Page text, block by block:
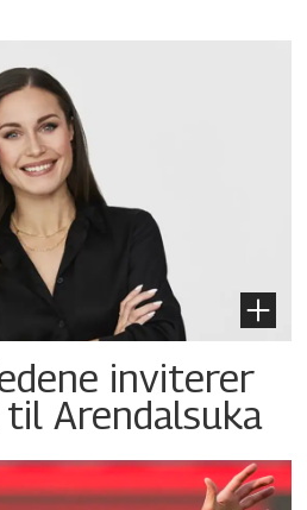
inviterer
til Arendalsuka